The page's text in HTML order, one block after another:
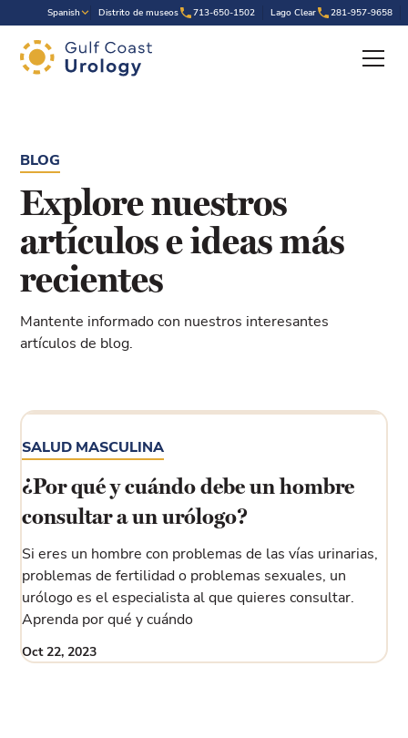
Spanish Distrito de museos 713-650-1502 Lago Clear 281-957-9658
BLOG
Explore nuestros
artículos e ideas más
recientes
Mantente informado con nuestros interesantes
artículos de blog.
SALUD MASCULINA
¿Por qué y cuándo debe un hombre
consultar a un urólogo?
Si eres un hombre con problemas de las vías urinarias,
problemas de fertilidad o problemas sexuales, un
urólogo es el especialista al que quieres consultar.
Aprenda por qué y cuándo
Oct 22, 2023